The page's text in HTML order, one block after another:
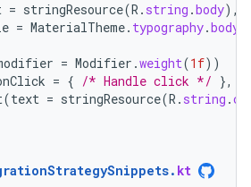
= stringResource(R . string .body),
= MaterialTheme. typography.
= Modifier .weight(1f))
= { /* Handle click */ },
(text = stringResource(R . string .
. kt